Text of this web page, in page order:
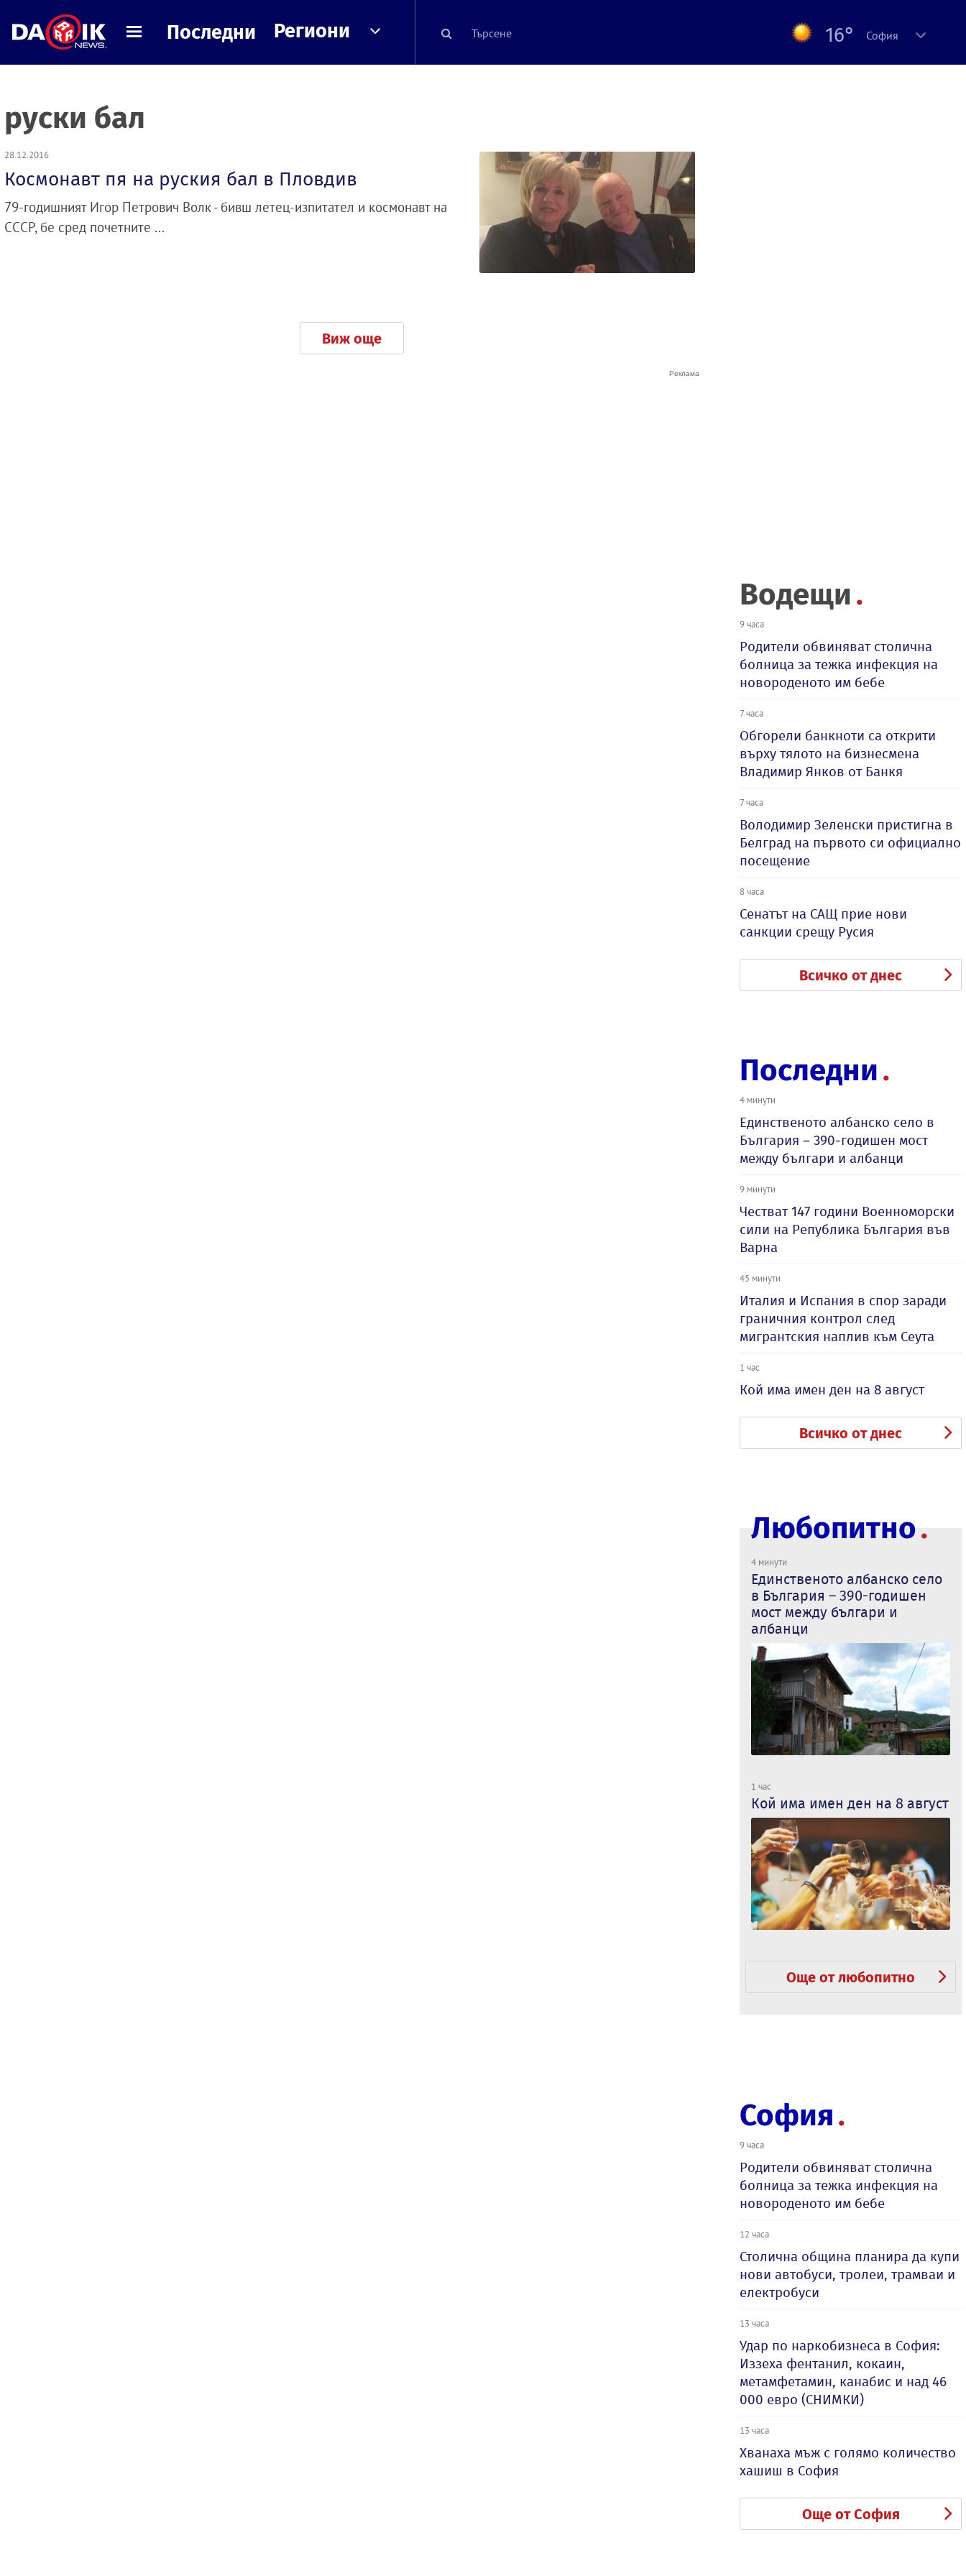
Последни Региони 16° София
руски бал
28.12.2016
Космонавт пя на руския бал в Пловдив
79-годишният Игор Петрович Волк - бивш летец-изпитател и космонавт на
СССР, бе сред почетните ...
Виж още
Водещи
9 часа
Родители обвиняват столична
болница за тежка инфекция на
новороденото им бебе
7 часа
Обгорели банкноти са открити
върху тялото на бизнесмена
Владимир Янков от Банкя
7 часа
Володимир Зеленски пристигна в
Белград на първото си официално
посещение
8 часа
Сенатът на САЩ прие нови
санкции срещу Русия
Всичко от днес
Последни
4 минути
Единственото албанско село в
България – 390-годишен мост
между българи и албанци
9 минути
Честват 147 години Военноморски
сили на Република България във
Варна
45 минути
Италия и Испания в спор заради
граничния контрол след
мигрантския наплив към Сеута
1 час
Кой има имен ден на 8 август
Всичко от днес
Любопитно
4 минути
Единственото албанско село
в България – 390-годишен
мост между българи и
албанци
1 час
Кой има имен ден на 8 август
Още от любопитно
София
9 часа
Родители обвиняват столична
болница за тежка инфекция на
новороденото им бебе
12 часа
Столична община планира да купи
нови автобуси, тролеи, трамваи и
електробуси
13 часа
Удар по наркобизнеса в София:
Иззеха фентанил, кокаин,
метамфетамин, канабис и над 46
000 евро (СНИМКИ)
13 часа
Хванаха мъж с голямо количество
хашиш в София
Още от София